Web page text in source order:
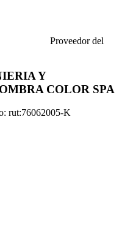
Proveedor del
Y
COLOR SPA
rut:76062005-K